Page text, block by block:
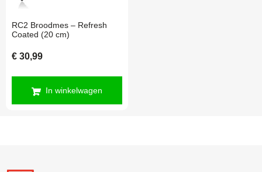
RC2 Broodmes – Refresh
Coated (20 cm)
€ 30,99
In winkelwagen